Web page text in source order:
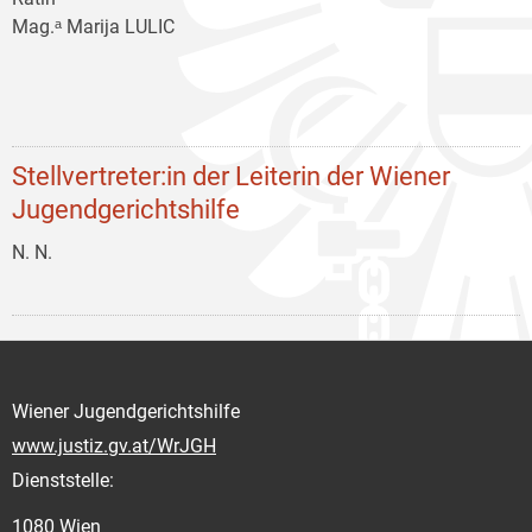
Mag.ᵃ Marija LULIC
Stellvertreter:in der Leiterin der Wiener
Jugendgerichtshilfe
N. N.
Wiener Jugendgerichtshilfe
www.justiz.gv.at/WrJGH
Dienststelle:
1080 Wien